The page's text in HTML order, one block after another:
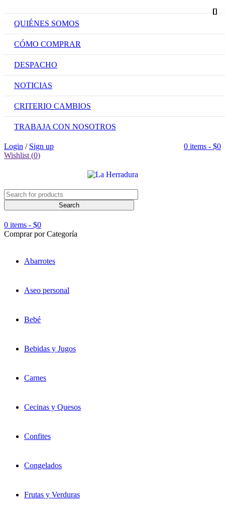
QUIÉNES SOMOS
CÓMO COMPRAR
DESPACHO
NOTICIAS
CRITERIO CAMBIOS
TRABAJA CON NOSOTROS
0 items - $0
Login / Sign up
Wishlist (0)
0 items - $0
Comprar por Categoría
Abarrotes
Aseo personal
Bebé
Bebidas y Jugos
Carnes
Cecinas y Quesos
Confites
Congelados
Frutas y Verduras